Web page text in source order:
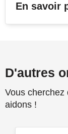
En savoir
D'autres
Vous cherchez
aidons !